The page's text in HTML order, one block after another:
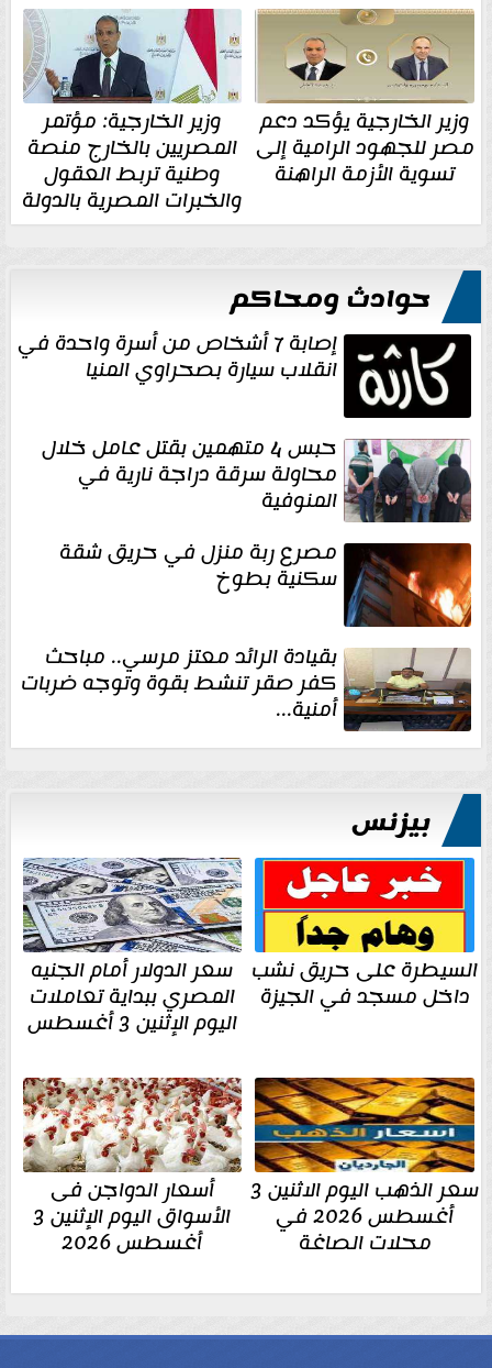
وزير الخارجية يؤكد دعم
مصر للجهود الرامية إلى
تسوية الأزمة الراهنة
وزير الخارجية: مؤتمر
المصريين بالخارج منصة
وطنية تربط العقول
والخبرات المصرية بالدولة
حوادث ومحاكم
إصابة 7 أشخاص من أسرة واحدة في
انقلاب سيارة بصحراوي المنيا
حبس 4 متهمين بقتل عامل خلال
محاولة سرقة دراجة نارية في
المنوفية
مصرع ربة منزل في حريق شقة
سكنية بطوخ
بقيادة الرائد معتز مرسي.. مباحث
كفر صقر تنشط بقوة وتوجه ضربات
أمنية...
بيزنس
السيطرة على حريق نشب
داخل مسجد في الجيزة
سعر الدولار أمام الجنيه
المصري ببداية تعاملات
اليوم الإثنين 3 أغسطس
سعر الذهب اليوم الاثنين 3
أغسطس 2026 في
محلات الصاغة
أسعار الدواجن فى
الأسواق اليوم الإثنين 3
أغسطس 2026